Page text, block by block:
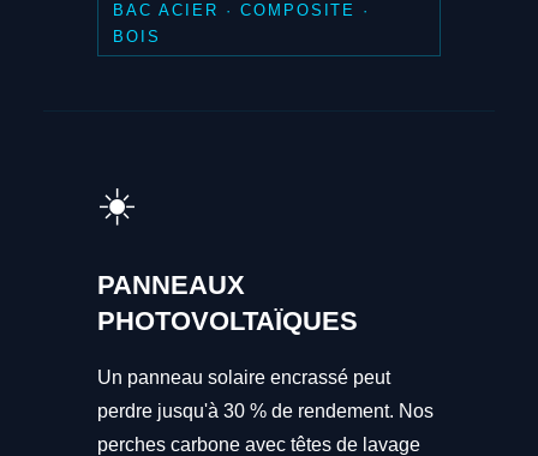
BAC ACIER · COMPOSITE ·
BOIS
☀️
PANNEAUX
PHOTOVOLTAÏQUES
Un panneau solaire encrassé peut
perdre jusqu'à 30 % de rendement. Nos
perches carbone avec têtes de lavage